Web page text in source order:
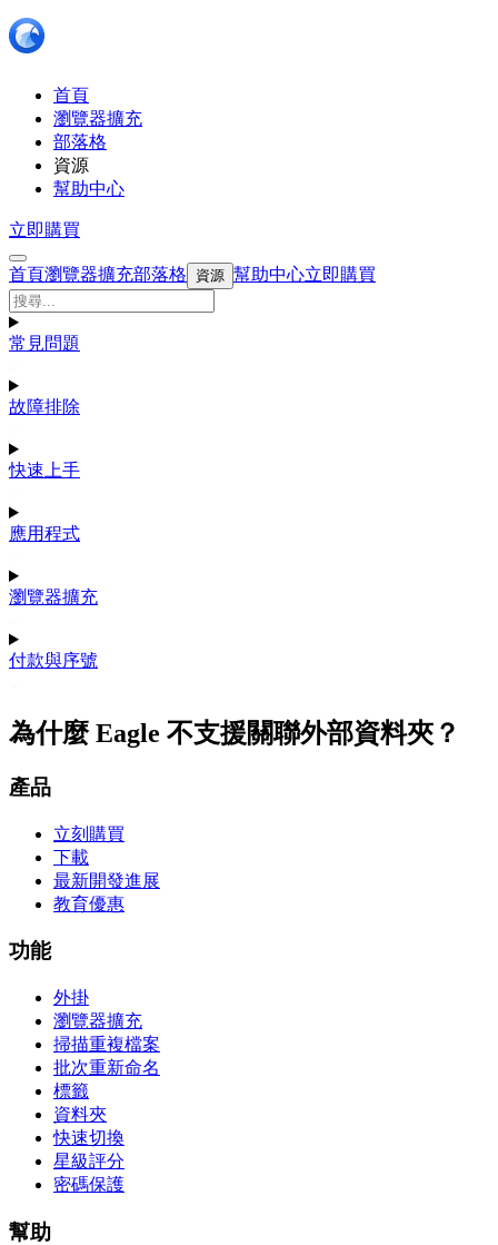
首頁
瀏覽器擴充
部落格
資源
幫助中心
立即購買
首頁瀏覽器擴充部落格 資源 幫助中心立即購買
常見問題
故障排除
快速上手
應用程式
瀏覽器擴充
付款與序號
為什麼 Eagle 不支援關聯外部資料夾？
產品
立刻購買
下載
最新開發進展
教育優惠
功能
外掛
瀏覽器擴充
掃描重複檔案
批次重新命名
標籤
資料夾
快速切換
星級評分
密碼保護
幫助